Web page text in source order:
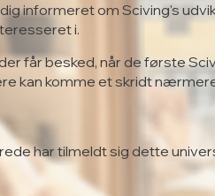
informeret om Sciving's
i.
får besked, når de første
kan komme et skridt
har tilmeldt sig dette